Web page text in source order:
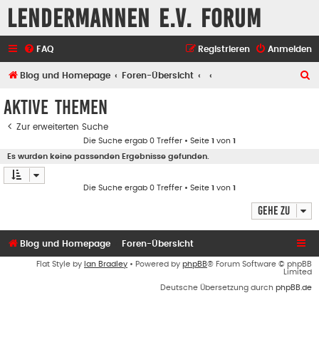
Lendermannen e.V. Forum
FAQ Anmelden
Registrieren
Blog und Homepage Foren-Übersicht
Aktive Themen
Zur erweiterten Suche
Die Suche ergab 0 Treffer • Seite 1 von 1
Es wurden keine passenden Ergebnisse gefunden.
Die Suche ergab 0 Treffer • Seite 1 von 1
Gehe zu
Blog und Homepage Foren-Übersicht
Flat Style by Ian Bradley • Powered by phpBB® Forum Software © phpBB
Limited
Deutsche Übersetzung durch phpBB.de